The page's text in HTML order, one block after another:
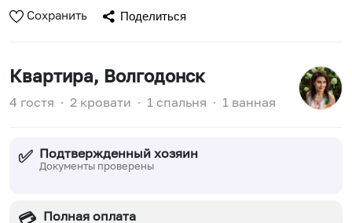
Сохранить Поделиться
Квартира, Волгодонск
4 гостя ∙ 2 кровати ∙ 1 спальня ∙ 1 ванная
✅ Подтвержденный хозяин
Документы проверены
Полная оплата